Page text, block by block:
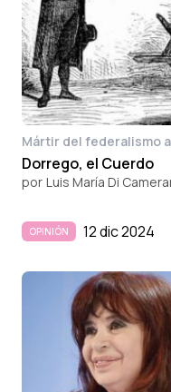
Mártir del federalismo
Dorrego, el Cuerdo
por Luis María Di
OPINIÓN 12 dic 2024